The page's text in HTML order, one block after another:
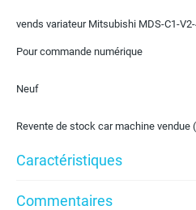
vends variateur Mitsubishi MDS-C1-
Pour commande numérique
Neuf
Revente de stock car machine vendue
Caractéristiques
Commentaires